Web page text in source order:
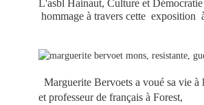
L'asbl Hainaut, Culture et
hommage à travers cette exposition
Marguerite Bervoets a voué sa vie à
et professeur de français à Forest,